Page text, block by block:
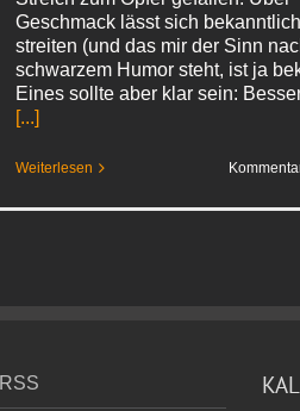
Geschmack lässt sich
streiten (und das mir der Sinn
schwarzem Humor steht, ist ja
Eines sollte aber klar sein:
[...]
Weiterlesen
RSS